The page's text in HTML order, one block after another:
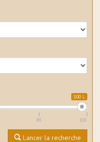
100 L
80 100
Lancer la recherche